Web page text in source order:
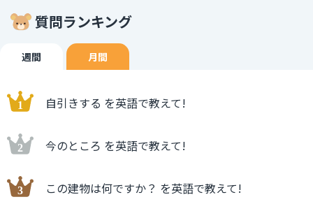
質問ランキング
週間 月間
自引きする を英語で教えて!
今のところ を英語で教えて!
この建物は何ですか？ を英語で教えて!